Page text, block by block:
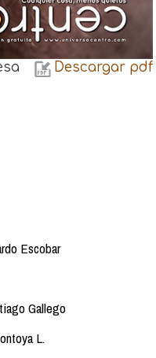
Descargar pdf
Escobar
Gallego
L.